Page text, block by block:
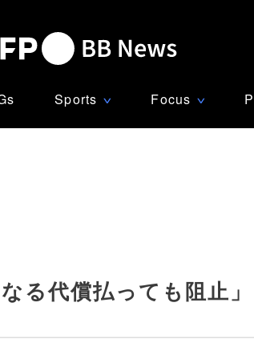
Sports ∨ Focus ∨
る代償払っても阻止」